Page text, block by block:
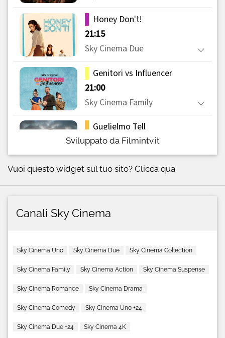
Sviluppato da Filmintv.it
Vuoi questo widget sul tuo sito? Clicca qua
Canali Sky Cinema
Sky Cinema Uno Sky Cinema Due Sky Cinema Collection
Sky Cinema Family Sky Cinema Action Sky Cinema Suspense
Sky Cinema Romance Sky Cinema Drama
Sky Cinema Comedy Sky Cinema Uno +24
Sky Cinema Due +24 Sky Cinema 4K